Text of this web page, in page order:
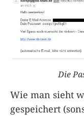
Die
Wie man sieht
gespeichert